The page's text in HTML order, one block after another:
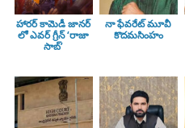
హారర్ కామెడీ జానర్
లో ఎవర్ గ్రీన్ ‘రాజా
సాబ్’
నా ఫేవరేట్ మూవీ
కొదమసింహం